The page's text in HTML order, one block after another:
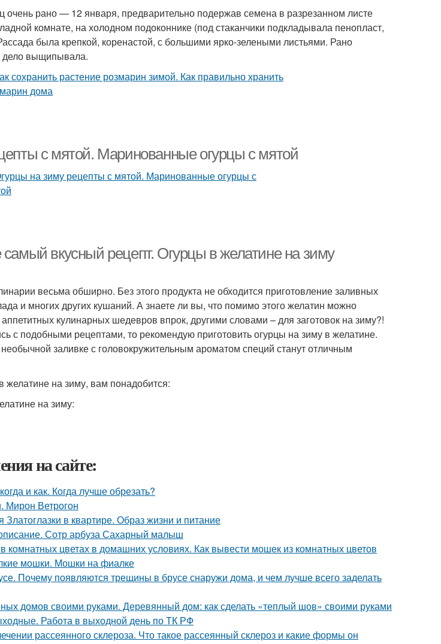
очень рано — 12 января, предварительно подержав семена в разрезанном листе
комнате, на холодном подоконнике (под стаканчики подкладывала пенопласт,
была крепкой, коренастой, с большими ярко-зелеными листьями. Рано
дело выщипывала.
с мятой. Маринованные огурцы с мятой
вкусный рецепт. Огурцы в желатине на зиму
весьма обширно. Без этого продукта не обходится приготовление заливных
и многих других кушаний. А знаете ли вы, что помимо этого желатин можно
кулинарных шедевров впрок, другими словами – для заготовок на зиму?!
с подобными рецептами, то рекомендую приготовить огурцы на зиму в желатине.
заливке с головокружительным ароматом специй станут отличным
желатине на зиму, вам понадобится:
на зиму:
на сайте:
и как. Когда лучше обрезать?
Мирон Ветрогон
в квартире. Образ жизни и питание
Сотр арбуза Сахарный малыш
комнатных цветах в домашних условиях. Как вывести мошек из комнатных цветов
мошки. Мошки на фиалке
Почему появляются трещины в брусе снаружи дома, и чем лучше всего заделать
домов своими руками. Деревянный дом: как сделать «теплый шов» своими руками
Работа в выходной день по ТК РФ
рассеянного склероза. Что такое рассеянный склероз и какие формы он